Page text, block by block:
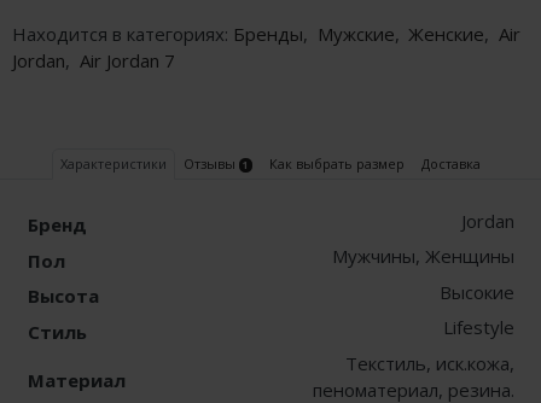
Находится в категориях: Бренды, Мужские, Женские, Air
Jordan, Air Jordan 7
Характеристики Отзывы 1 Как выбрать размер Доставка
Бренд
Jordan
Пол
Мужчины, Женщины
Высота
Высокие
Стиль
Lifestyle
Материал
Текстиль, иск.кожа,
пеноматериал, резина.
Nike Kobe